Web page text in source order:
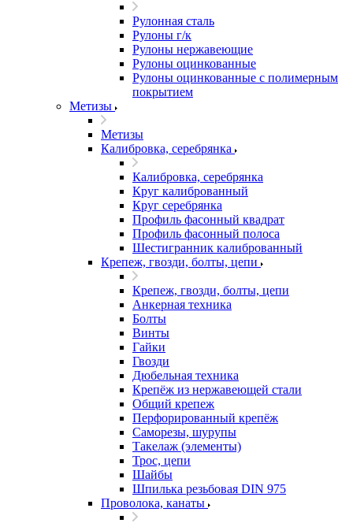
Рулонная сталь
Рулоны г/к
Рулоны нержавеющие
Рулоны оцинкованные
Рулоны оцинкованные с полимерным
покрытием
Метизы
Метизы
Калибровка, серебрянка
Калибровка, серебрянка
Круг калиброванный
Круг серебрянка
Профиль фасонный квадрат
Профиль фасонный полоса
Шестигранник калиброванный
Крепеж, гвозди, болты, цепи
Крепеж, гвозди, болты, цепи
Анкерная техника
Болты
Винты
Гайки
Гвозди
Дюбельная техника
Крепёж из нержавеющей стали
Общий крепеж
Перфорированный крепёж
Саморезы, шурупы
Такелаж (элементы)
Трос, цепи
Шайбы
Шпилька резьбовая DIN 975
Проволока, канаты